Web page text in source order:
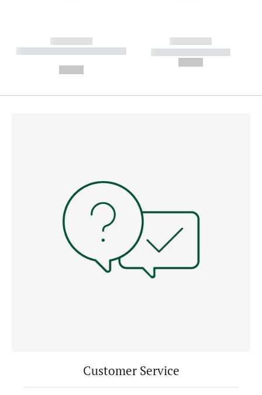
------------
----------- ----------- --------
------------
----------- -----------
Customer Service